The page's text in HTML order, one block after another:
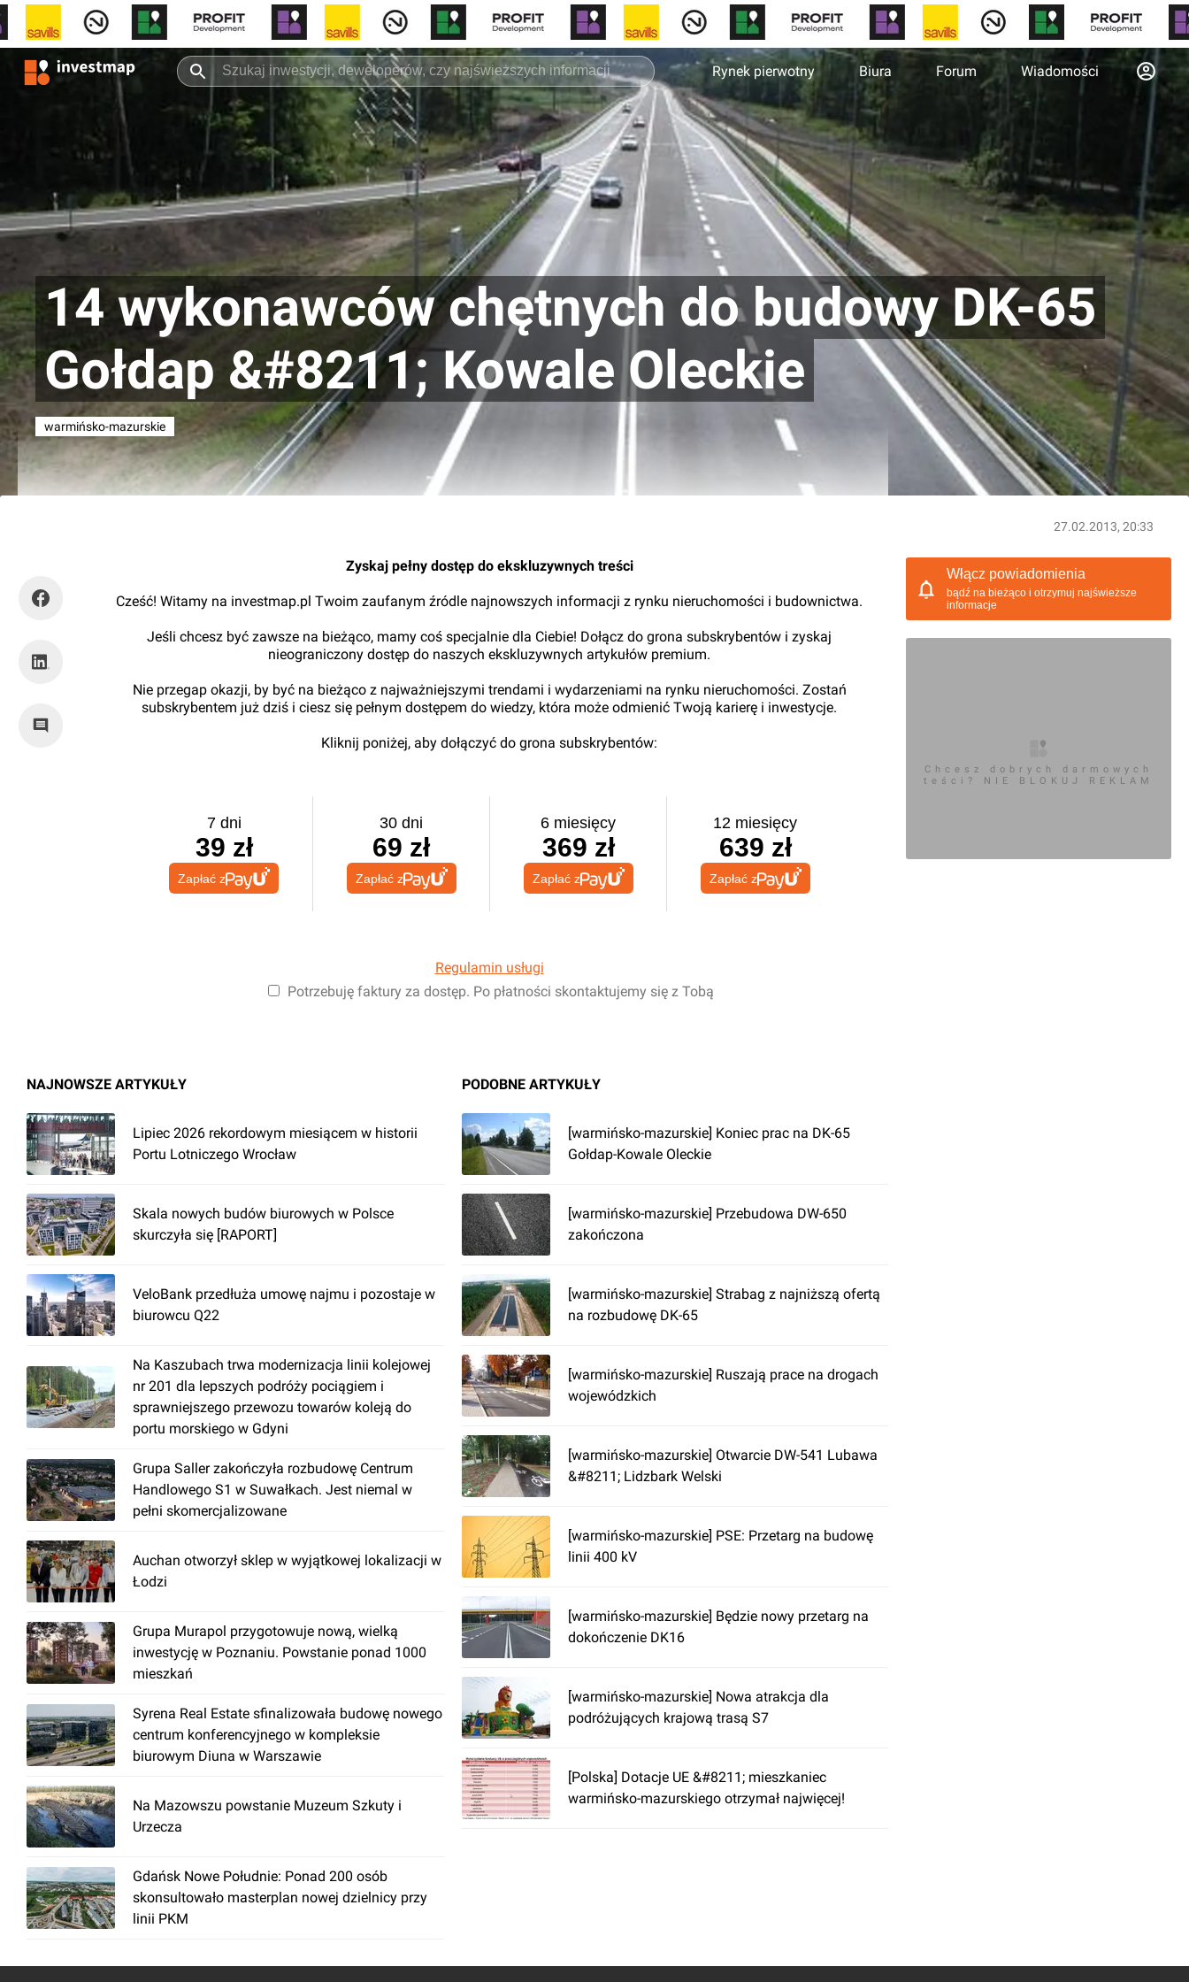
Rynek pierwotny Biura Forum Wiadomości
14 wykonawców chętnych do budowy DK-65
Gołdap &#8211; Kowale Oleckie
warmińsko-mazurskie
27.02.2013, 20:33
Zyskaj pełny dostęp do ekskluzywnych treści
Cześć! Witamy na investmap.pl Twoim zaufanym źródle najnowszych informacji z rynku nieruchomości i budownictwa.
Jeśli chcesz być zawsze na bieżąco, mamy coś specjalnie dla Ciebie! Dołącz do grona subskrybentów i zyskaj
nieograniczony dostęp do naszych ekskluzywnych artykułów premium.
Nie przegap okazji, by być na bieżąco z najważniejszymi trendami i wydarzeniami na rynku nieruchomości. Zostań
subskrybentem już dziś i ciesz się pełnym dostępem do wiedzy, która może odmienić Twoją karierę i inwestycje.
Kliknij poniżej, aby dołączyć do grona subskrybentów:
7 dni
39 zł
Zapłać z
30 dni
69 zł
Zapłać z
6 miesięcy
369 zł
Zapłać z
12 miesięcy
639 zł
Zapłać z
Regulamin usługi
Potrzebuję faktury za dostęp. Po płatności skontaktujemy się z Tobą
NAJNOWSZE ARTYKUŁY
Lipiec 2026 rekordowym miesiącem w historii
Portu Lotniczego Wrocław
Skala nowych budów biurowych w Polsce
skurczyła się [RAPORT]
VeloBank przedłuża umowę najmu i pozostaje w
biurowcu Q22
Na Kaszubach trwa modernizacja linii kolejowej
nr 201 dla lepszych podróży pociągiem i
sprawniejszego przewozu towarów koleją do
portu morskiego w Gdyni
Grupa Saller zakończyła rozbudowę Centrum
Handlowego S1 w Suwałkach. Jest niemal w
pełni skomercjalizowane
Auchan otworzył sklep w wyjątkowej lokalizacji w
Łodzi
Grupa Murapol przygotowuje nową, wielką
inwestycję w Poznaniu. Powstanie ponad 1000
mieszkań
Syrena Real Estate sfinalizowała budowę nowego
centrum konferencyjnego w kompleksie
biurowym Diuna w Warszawie
Na Mazowszu powstanie Muzeum Szkuty i
Urzecza
Gdańsk Nowe Południe: Ponad 200 osób
skonsultowało masterplan nowej dzielnicy przy
linii PKM
PODOBNE ARTYKUŁY
[warmińsko-mazurskie] Koniec prac na DK-65
Gołdap-Kowale Oleckie
[warmińsko-mazurskie] Przebudowa DW-650
zakończona
[warmińsko-mazurskie] Strabag z najniższą ofertą
na rozbudowę DK-65
[warmińsko-mazurskie] Ruszają prace na drogach
wojewódzkich
[warmińsko-mazurskie] Otwarcie DW-541 Lubawa
&#8211; Lidzbark Welski
[warmińsko-mazurskie] PSE: Przetarg na budowę
linii 400 kV
[warmińsko-mazurskie] Będzie nowy przetarg na
dokończenie DK16
[warmińsko-mazurskie] Nowa atrakcja dla
podróżujących krajową trasą S7
[Polska] Dotacje UE &#8211; mieszkaniec
warmińsko-mazurskiego otrzymał najwięcej!
Włącz powiadomienia
bądź na bieżąco i otrzymuj najświeższe
informacje
Chcesz dobrych darmowych
teści? NIE BLOKUJ REKLAM